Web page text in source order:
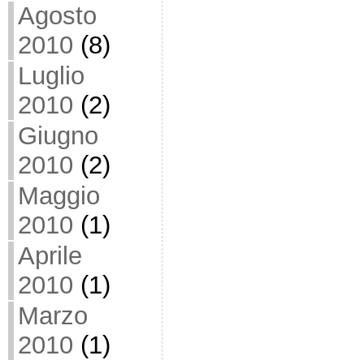
Agosto
2010 (8)
Luglio
2010 (2)
Giugno
2010 (2)
Maggio
2010 (1)
Aprile
2010 (1)
Marzo
2010 (1)